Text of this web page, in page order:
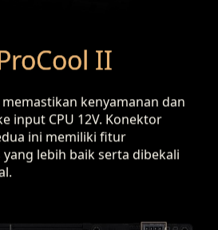
II
kenyamanan dan
input CPU 12V. Konektor
ini memiliki fitur
lebih baik serta dibekali